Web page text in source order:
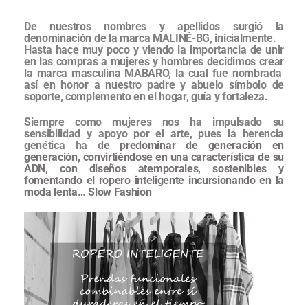
De nuestros nombres y apellidos surgió la
denominación de la marca MALINÉ-BG, inicialmente.
Hasta hace muy poco y viendo la importancia de unir
en las compras a mujeres y hombres decidimos crear
la marca masculina MABARO, la cual fue nombrada
así en honor a nuestro padre y abuelo símbolo de
soporte, complemento en el hogar, guía y fortaleza.
Siempre como mujeres nos ha impulsado su
sensibilidad y apoyo por el arte, pues la herencia
genética ha de predominar de generación en
generación, convirtiéndose en una característica de su
ADN, con diseños atemporales, sostenibles y
fomentando el ropero inteligente incursionando en la
moda lenta… Slow Fashion